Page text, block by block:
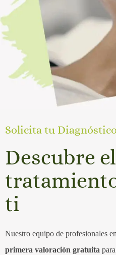
Solicita tu
Descubre el
ti
Nuestro equipo de profesionales
primera valoración gratuita